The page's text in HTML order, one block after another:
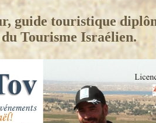
guide touristique
Tourisme Israélien.